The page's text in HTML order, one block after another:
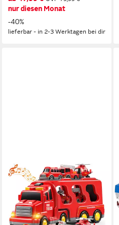
nur diesen Monat
-40%
lieferbar - in 2-3 Werktagen bei dir